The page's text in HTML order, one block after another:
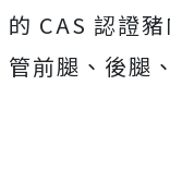
的 CAS 認證
管前腿、後腿